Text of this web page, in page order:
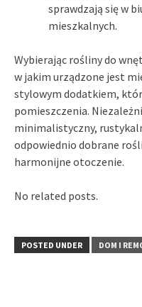
sprawdzają się w
mieszkalnych.
Wybierając rośliny do
w jakim urządzone jest
stylowym dodatkiem,
pomieszczenia.
minimalistyczny,
odpowiednio dobrane
harmonijne otoczenie.
No related posts.
POSTED UNDER DOM I